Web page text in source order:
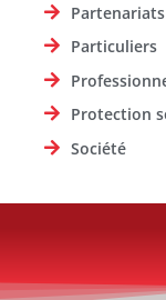
Partenariats
Particuliers
Protection
Société